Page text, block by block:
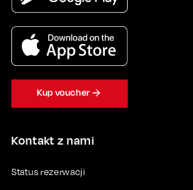
Kontakt z nami
Status rezerwacji
Kup voucher